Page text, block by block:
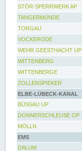
STÖR-SPERRWERK AP
TANGERMÜNDE
TORGAU
VOCKERODE
WEHR GEESTHACHT UP
WITTENBERG
WITTENBERGE
ZOLLENSPIEKER
ELBE-LÜBECK-KANAL
BÜSSAU UP
DONNERSCHLEUSE OP
MÖLLN
EMS
DALUM